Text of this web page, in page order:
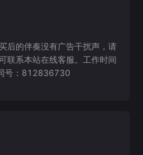
后的伴奏没有广告干扰声，请
联系本站在线客服。工作时间
号：812836730